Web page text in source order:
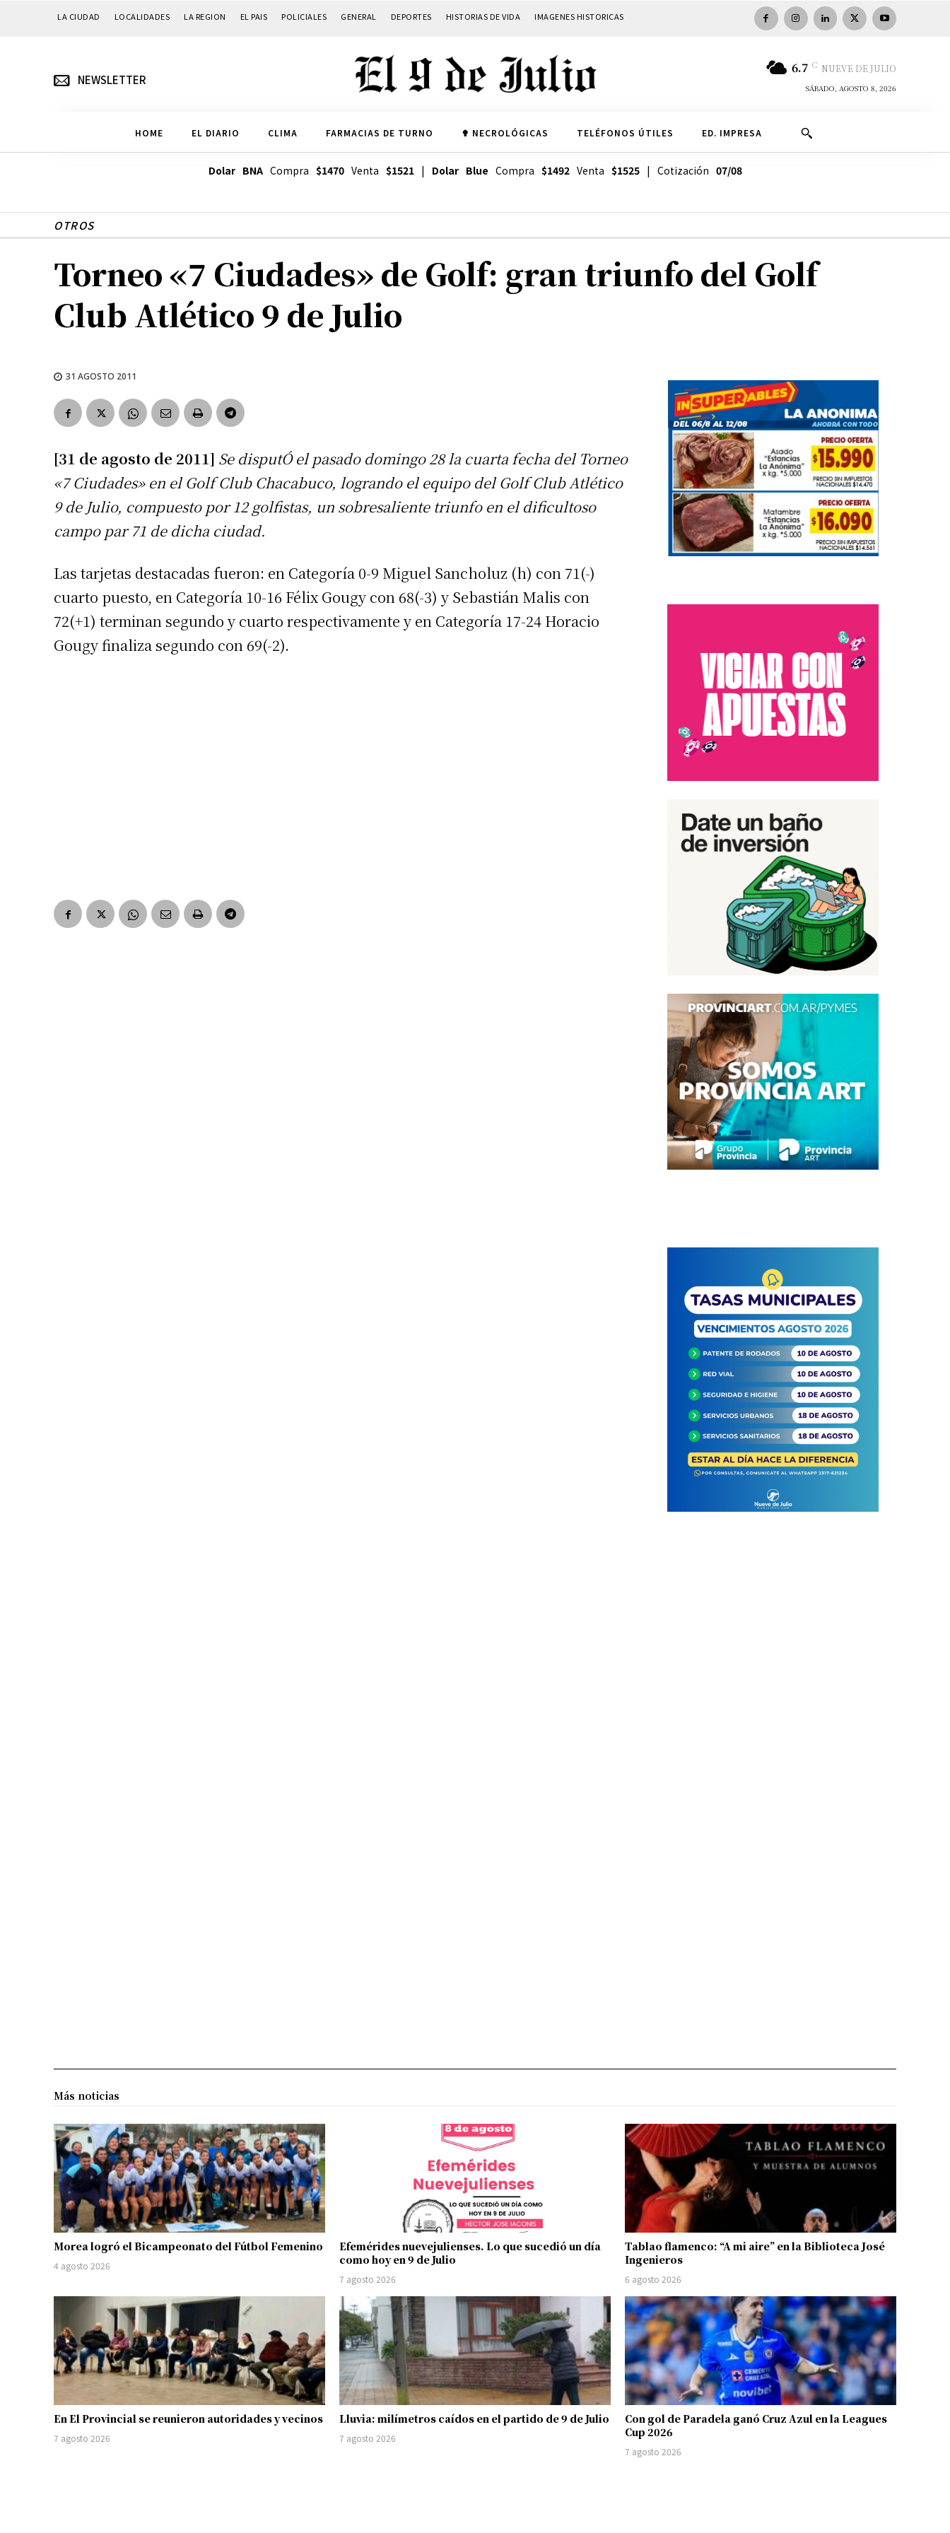
LA CIUDAD LOCALIDADES LA REGION EL PAIS POLICIALES GENERAL DEPORTES HISTORIAS DE VIDA IMAGENES HISTORICAS
NEWSLETTER
6.7 C NUEVE DE JULIO
SÁBADO, AGOSTO 8, 2026
HOME EL DIARIO CLIMA FARMACIAS DE TURNO ✟ NECROLÓGICAS TELÉFONOS ÚTILES ED. IMPRESA
Dolar BNACompra $1470Venta $1521| Dolar Blue Compra $1492Venta $1525| Cotización 07/08
OTROS
Torneo «7 Ciudades» de Golf: gran triunfo del Golf
Club Atlético 9 de Julio
31 AGOSTO 2011
[31 de agosto de 2011] Se disputÓ el pasado domingo 28 la cuarta fecha del Torneo
«7 Ciudades» en el Golf Club Chacabuco, logrando el equipo del Golf Club Atlético
9 de Julio, compuesto por 12 golfistas, un sobresaliente triunfo en el dificultoso
campo par 71 de dicha ciudad.
Las tarjetas destacadas fueron: en Categoría 0-9 Miguel Sancholuz (h) con 71(-)
cuarto puesto, en Categoría 10-16 Félix Gougy con 68(-3) y Sebastián Malis con
72(+1) terminan segundo y cuarto respectivamente y en Categoría 17-24 Horacio
Gougy finaliza segundo con 69(-2).
Más noticias
Morea logró el Bicampeonato del Fútbol Femenino
4 agosto 2026
Efemérides nuevejulienses. Lo que sucedió un día
como hoy en 9 de Julio
7 agosto 2026
Tablao flamenco: “A mi aire” en la Biblioteca José
Ingenieros
6 agosto 2026
En El Provincial se reunieron autoridades y vecinos
7 agosto 2026
Lluvia: milímetros caídos en el partido de 9 de Julio
7 agosto 2026
Con gol de Paradela ganó Cruz Azul en la Leagues
Cup 2026
7 agosto 2026